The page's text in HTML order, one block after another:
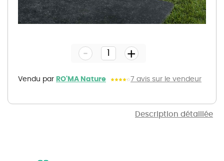
Description détaillée
gallery
Vendu par RO'MA Nature 7 avis sur le vendeur
- +